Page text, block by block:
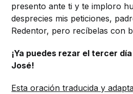
presento ante ti y te imploro
desprecies mis peticiones,
Redentor, pero recíbelas con
¡Ya puedes rezar el tercer
José!
Esta oración traducida y